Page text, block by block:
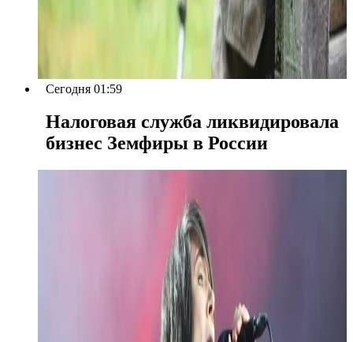
Сегодня 01:59
Налоговая служба ликвидировала
бизнес Земфиры в России